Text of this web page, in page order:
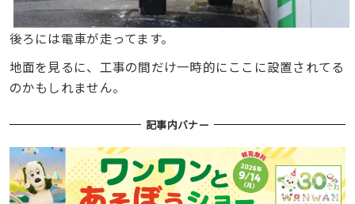
後ろには電車が走ってます。
地面を見るに、工事の間だけ一時的にここに設置されてる
のかもしれません。
記事内バナー